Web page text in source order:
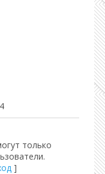
только
]